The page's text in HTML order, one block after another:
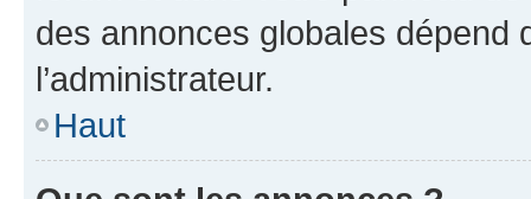
des annonces globales dépend
l’administrateur.
Haut